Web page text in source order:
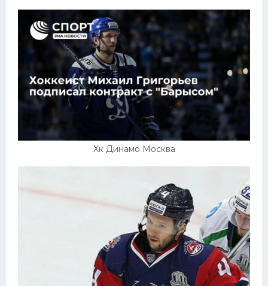
Хк Динамо Москва